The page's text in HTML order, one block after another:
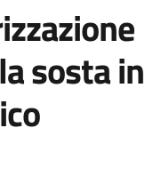
sosta in